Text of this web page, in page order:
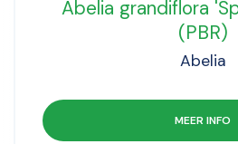
Abelia grandiflora
(PBR)
Abelia
MEER INFO